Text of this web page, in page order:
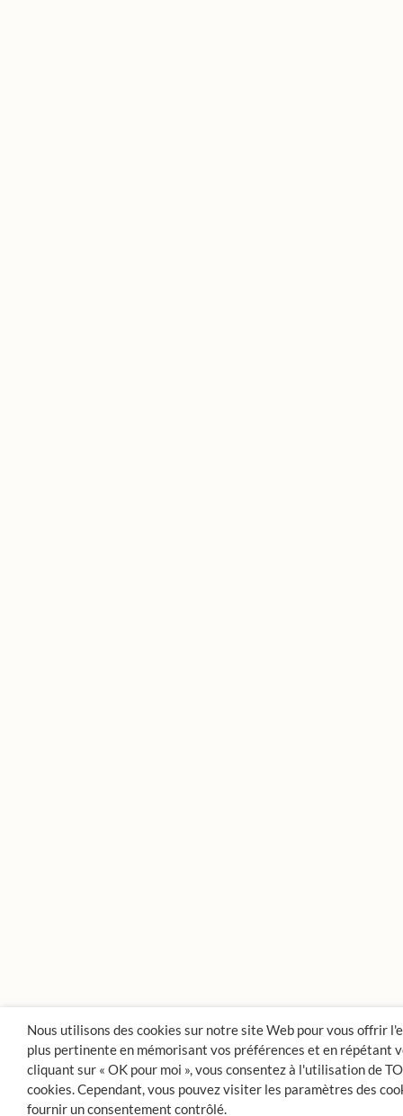
Nous utilisons des cookies sur notre site Web pour vous offrir
plus pertinente en mémorisant vos préférences et en répétant
cliquant sur « OK pour moi », vous consentez à l'utilisation de
cookies. Cependant, vous pouvez visiter les paramètres des
fournir un consentement contrôlé.